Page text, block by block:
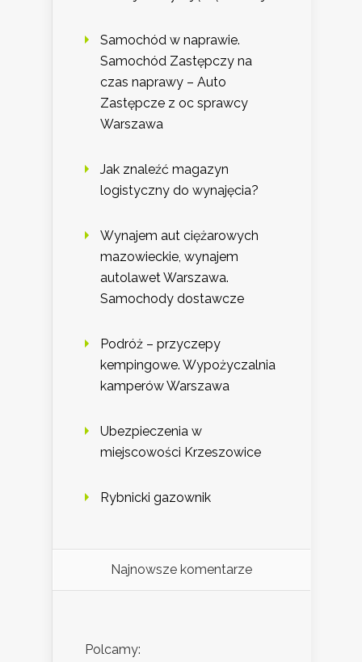
Samochód w naprawie.
Samochód Zastępczy na
czas naprawy – Auto
Zastępcze z oc sprawcy
Warszawa
Jak znaleźć magazyn
logistyczny do wynajęcia?
Wynajem aut ciężarowych
mazowieckie, wynajem
autolawet Warszawa.
Samochody dostawcze
Podróż – przyczepy
kempingowe. Wypożyczalnia
kamperów Warszawa
Ubezpieczenia w
miejscowości Krzeszowice
Rybnicki gazownik
Najnowsze komentarze
Polcamy: